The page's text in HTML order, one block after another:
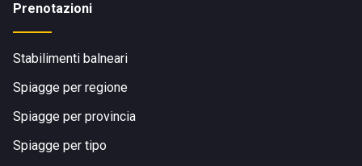
Prenotazioni
Stabilimenti balneari
Spiagge per regione
Spiagge per provincia
Spiagge per tipo